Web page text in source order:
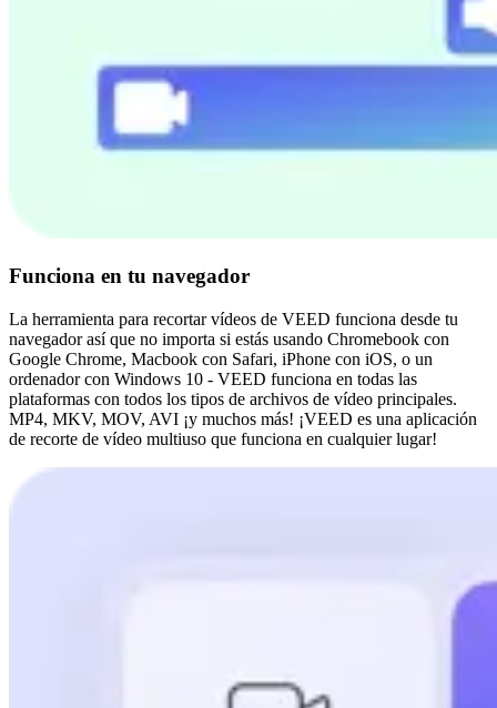
Funciona en tu navegador
La herramienta para recortar vídeos de VEED funciona desde tu
navegador así que no importa si estás usando Chromebook con
Google Chrome, Macbook con Safari, iPhone con iOS, o un
ordenador con Windows 10 - VEED funciona en todas las
plataformas con todos los tipos de archivos de vídeo principales.
MP4, MKV, MOV, AVI ¡y muchos más! ¡VEED es una aplicación
de recorte de vídeo multiuso que funciona en cualquier lugar!